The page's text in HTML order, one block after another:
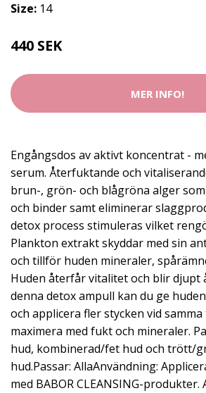
Size: 14
440 SEK
MER INFO!
Engångsdos av aktivt koncentrat -
serum. Återfuktande och
brun-, grön- och blågröna alger
och binder samt eliminerar
detox process stimuleras vilket
Plankton extrakt skyddar med sin
och tillför huden mineraler,
Huden återfår vitalitet och blir djupt
denna detox ampull kan du ge
och applicera fler stycken vid
maximera med fukt och mineraler.
hud, kombinerad/fet hud och trött/
hud.Passar: AllaAnvändning:
med BABOR CLEANSING-produkter.